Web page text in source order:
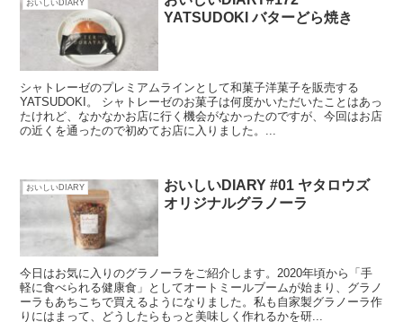
おいしいDIARY
YATSUDOKI バターどら焼き
シャトレーゼのプレミアムラインとして和菓子洋菓子を販売する
YATSUDOKI。 シャトレーゼのお菓子は何度かいただいたことはあっ
たけれど、なかなかお店に行く機会がなかったのですが、今回はお店
の近くを通ったので初めてお店に入りました。...
おいしいDIARY
おいしいDIARY #01 ヤタロウズ
オリジナルグラノーラ
今日はお気に入りのグラノーラをご紹介します。2020年頃から「手
軽に食べられる健康食」としてオートミールブームが始まり、グラノ
ーラもあちこちで買えるようになりました。私も自家製グラノーラ作
りにはまって、どうしたらもっと美味しく作れるかを研...